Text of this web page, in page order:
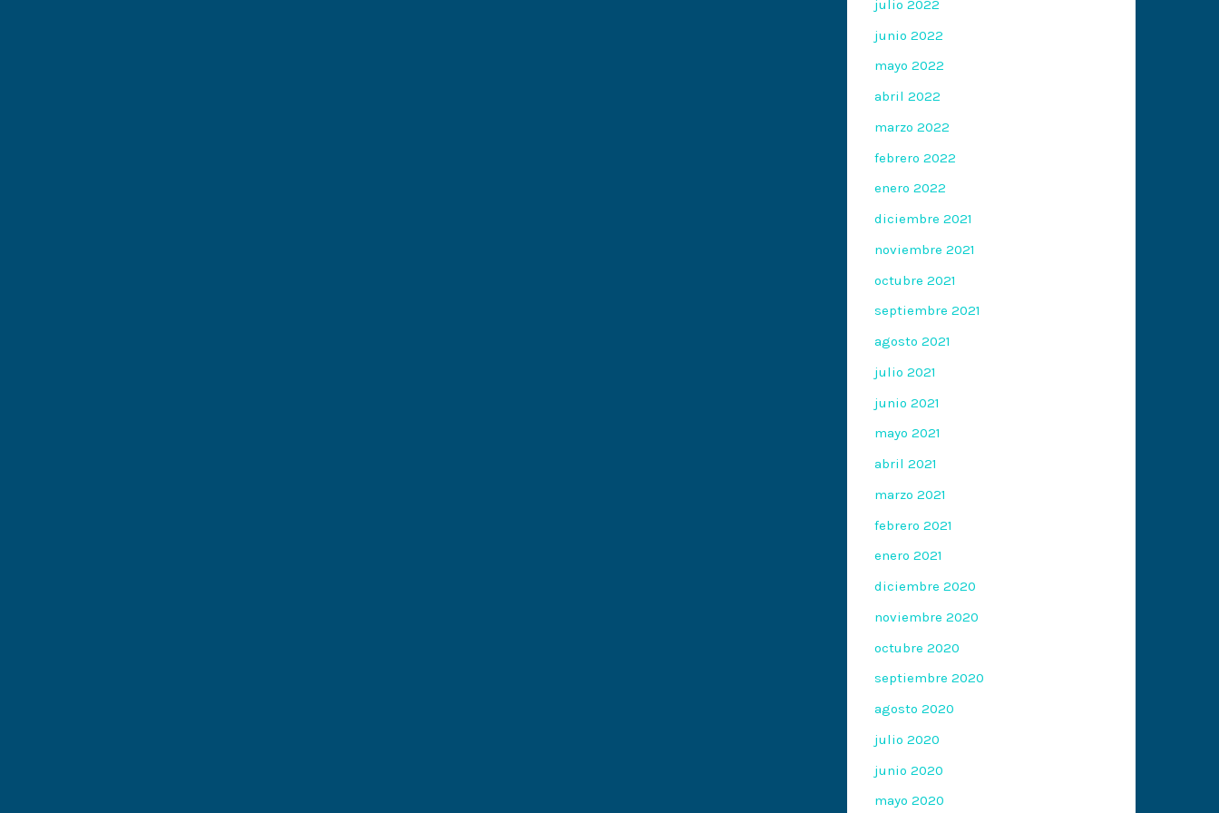
julio 2022
junio 2022
mayo 2022
abril 2022
marzo 2022
febrero 2022
enero 2022
diciembre 2021
noviembre 2021
octubre 2021
septiembre 2021
agosto 2021
julio 2021
junio 2021
mayo 2021
abril 2021
marzo 2021
febrero 2021
enero 2021
diciembre 2020
noviembre 2020
octubre 2020
septiembre 2020
agosto 2020
julio 2020
junio 2020
mayo 2020